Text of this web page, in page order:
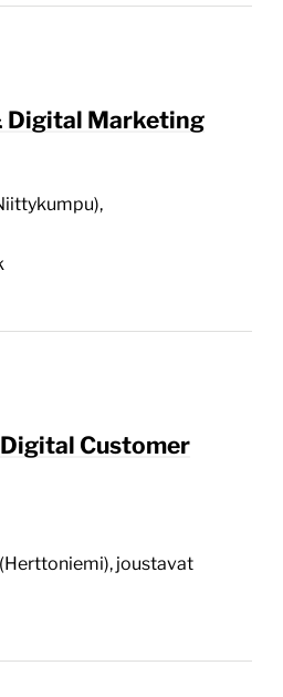
Digital Marketing
Customer
joustavat